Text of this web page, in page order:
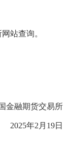
站查询。
金融期货交易所
2025年2月19日